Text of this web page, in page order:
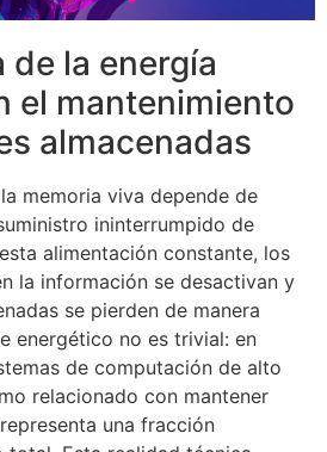
de la energía
el mantenimiento
almacenadas
memoria viva depende de
ininterrumpido de
alimentación constante, los
la información se desactivan y
se pierden de manera
energético no es trivial: en
de computación de alto
relacionado con mantener
una fracción